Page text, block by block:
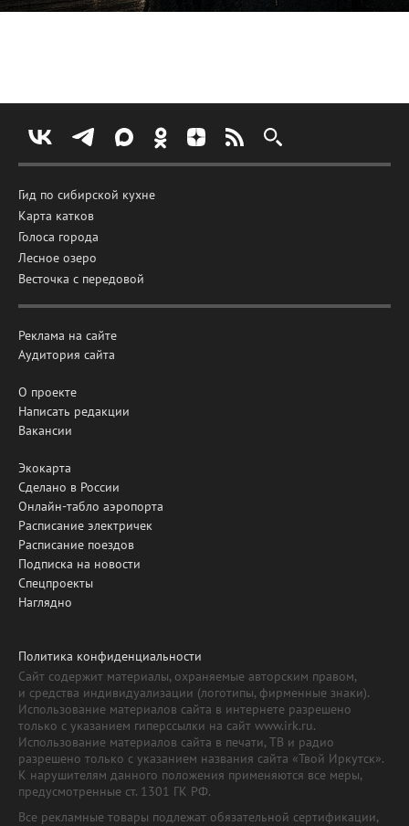
Гид по сибирской кухне
Карта катков
Голоса города
Лесное озеро
Весточка с передовой
Реклама на сайте
Аудитория сайта
О проекте
Написать редакции
Вакансии
Экокарта
Сделано в России
Онлайн-табло аэропорта
Расписание электричек
Расписание поездов
Подписка на новости
Спецпроекты
Наглядно
Политика конфиденциальности
Сайт содержит материалы, охраняемые авторским правом,
и средства индивидуализации (логотипы, фирменные знаки).
Использование материалов сайта в интернете разрешено
только с указанием гиперссылки на сайт www.irk.ru.
Использование материалов сайта в печати, ТВ и радио
разрешено только с указанием названия сайта «Твой Иркутск».
К нарушителям данного положения применяются все меры,
предусмотренные ст. 1301 ГК РФ.
Все рекламные товары подлежат обязательной сертификации,